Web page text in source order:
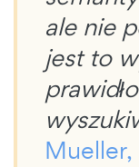
ale nie
jest to